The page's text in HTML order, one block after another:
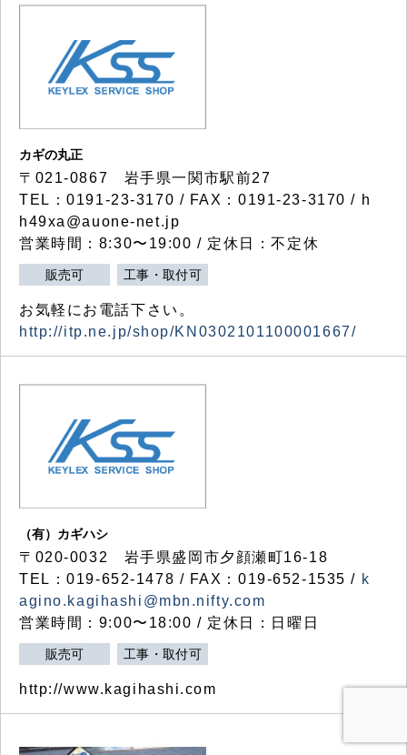
カギの丸正
〒021-0867 岩手県一関市駅前27
TEL：0191-23-3170 / FAX：0191-23-3170 / h
h49xa@auone-net.jp
営業時間：8:30〜19:00 / 定休日：不定休
販売可 工事・取付可
お気軽にお電話下さい。
http://itp.ne.jp/shop/KN0302101100001667/
（有）カギハシ
〒020-0032 岩手県盛岡市夕顔瀬町16-18
TEL：019-652-1478 / FAX：019-652-1535 / k
agino.kagihashi@mbn.nifty.com
営業時間：9:00〜18:00 / 定休日：日曜日
販売可 工事・取付可
http://www.kagihashi.com